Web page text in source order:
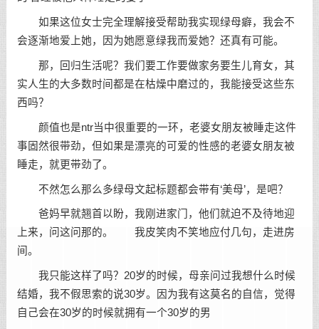
如果这位女士完全理解接受帮助我实现绿母癖，我会不
会逐渐地爱上她，因为她愿意绿我而爱她？还真有可能。
那，回归生活呢？我们要工作要做家务要生儿育女，其
实人生的大多数时间都是在枯燥中磨过的，我能接受这些东
西吗？
颜值也是ntr当中很重要的一环，老婆女朋友被睡走这件
事固然很带劲，但如果是漂亮的可爱的性感的老婆女朋友被
睡走，就更带劲了。
不然怎么那么多绿母文起标题都会带有‘美母’，是吧？
爸妈早就翘首以盼，我刚进家门，他们就迫不及待地迎
上来，问这问那的。 我皮笑肉不笑地应付几句，走进房
间。
我只能这样了吗？20岁的时候，母亲问过我想什么时候
结婚，我不假思索的说30岁。因为我有这莫名的自信，觉得
自己会在30岁的时候就拥有一个30岁的男